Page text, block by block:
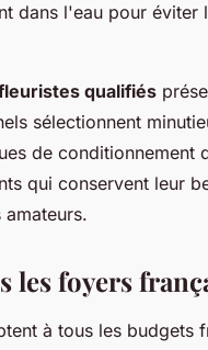
dans l'eau pour éviter
qualifiés
sélectionnent
de conditionnement
qui conservent leur
amateurs.
les foyers
à tous les budgets